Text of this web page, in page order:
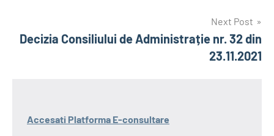
Next Post
Decizia Consiliului de Administrație nr. 32 din
23.11.2021
Accesati Platforma E-consultare